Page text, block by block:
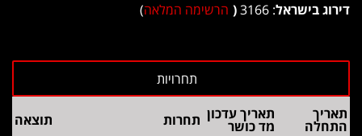
דירוג בישראל: 3166
( הרשימה המלאה)
תאריך
התחלה
תאריך עדכון
מד כושר תחרות תוצאה